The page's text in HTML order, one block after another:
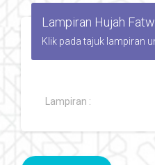
Lampiran Hujah
Klik pada tajuk lampiran
Lampiran :